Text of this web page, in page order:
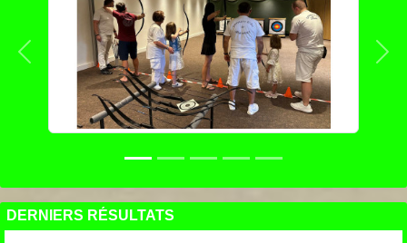
Précedent
DERNIERS RÉSULTATS